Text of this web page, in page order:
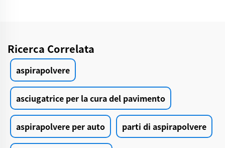
Ricerca Correlata
aspirapolvere
asciugatrice per la cura del pavimento
aspirapolvere per auto parti di aspirapolvere